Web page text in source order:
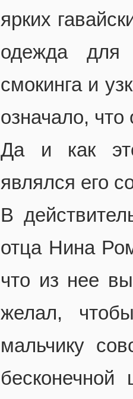
ярких
одежда для
смокинга и
означало,
Да и как
являлся его
В
отца Нина
что из нее
желал,
мальчику